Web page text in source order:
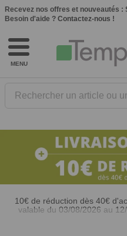
Recevez nos offres et nouveautés :
Besoin d'aide ? Contactez-nous !
MENU
Rechercher un article ou
10€ de réduction dès 40€ d'achat. Offre
valable du 03/08/2026 au